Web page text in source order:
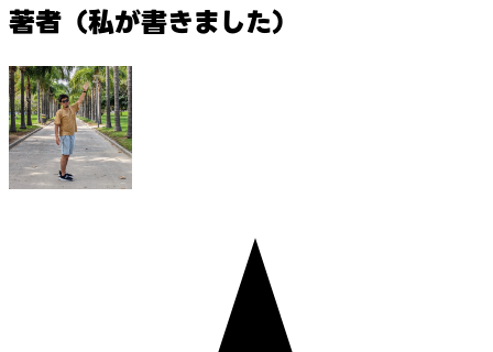
著者（私が書きました）